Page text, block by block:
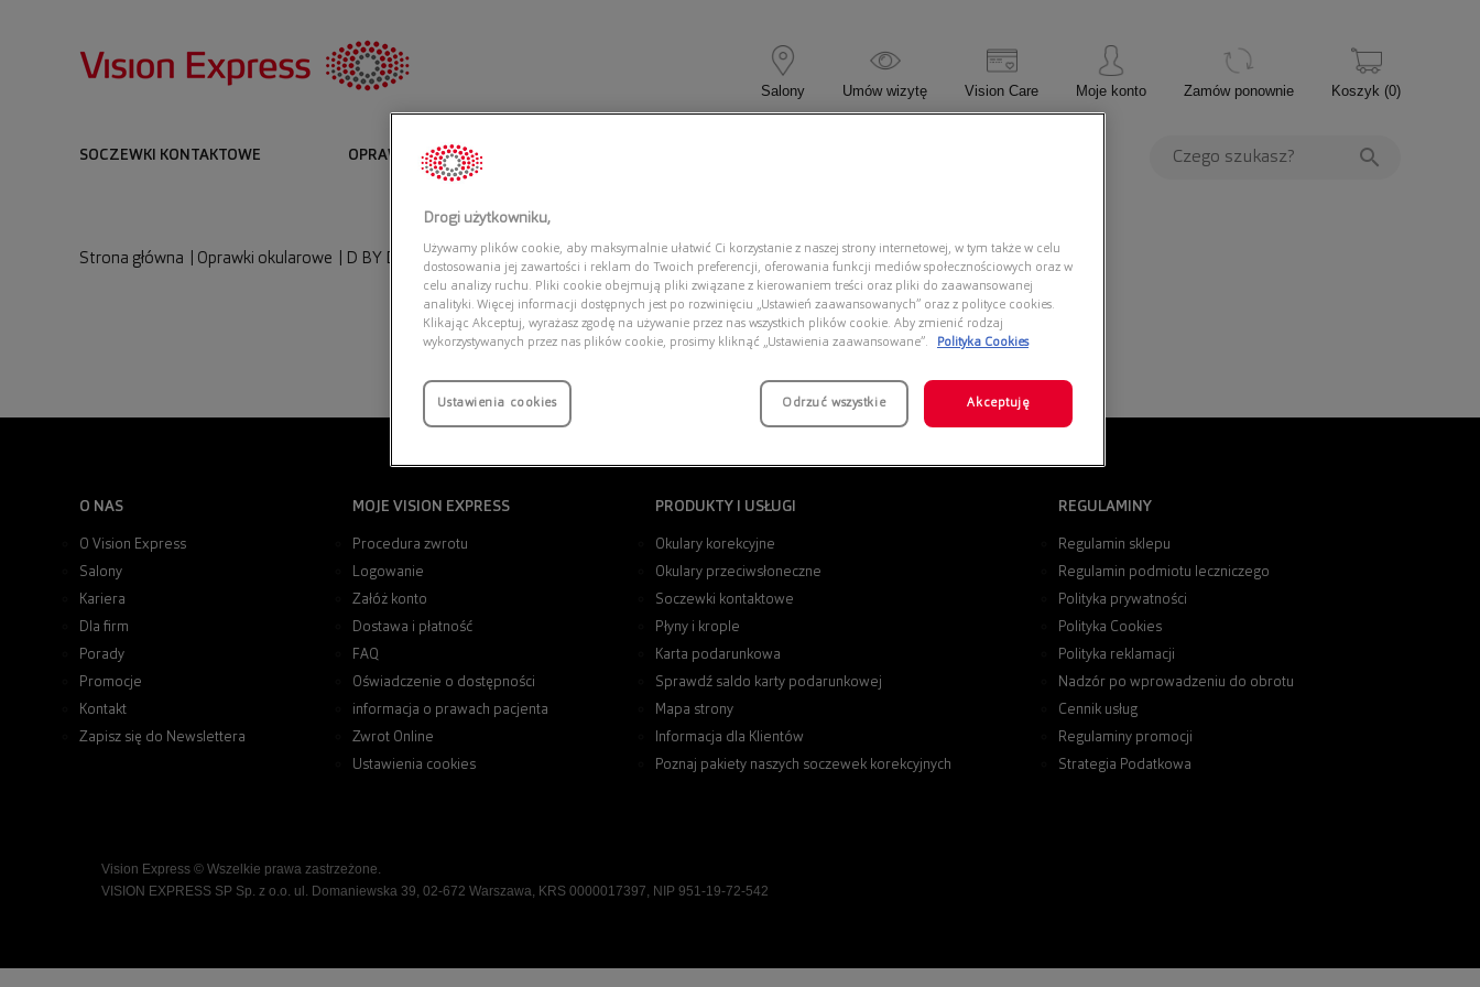
Salony Umów wizytę Vision Care Moje konto Zamów ponownie Koszyk (0)
SOCZEWKI KONTAKTOWE OPRAWKI I OKULARY KOREKCYJNE
Strona główna Oprawki okularowe D BY D 0DB2143 001
O NAS
O Vision Express
Salony
Kariera
Dla firm
Porady
Promocje
Kontakt
Zapisz się do Newslettera
MOJE VISION EXPRESS
Procedura zwrotu
Logowanie
Załóż konto
Dostawa i płatność
FAQ
Oświadczenie o dostępności
informacja o prawach pacjenta
Zwrot Online
Ustawienia cookies
PRODUKTY I USŁUGI
Okulary korekcyjne
Okulary przeciwsłoneczne
Soczewki kontaktowe
Płyny i krople
Karta podarunkowa
Sprawdź saldo karty podarunkowej
Mapa strony
Informacja dla Klientów
Poznaj pakiety naszych soczewek korekcyjnych
REGULAMINY
Regulamin sklepu
Regulamin podmiotu leczniczego
Polityka prywatności
Polityka Cookies
Polityka reklamacji
Nadzór po wprowadzeniu do obrotu
Cennik usług
Regulaminy promocji
Strategia Podatkowa
Vision Express © Wszelkie prawa zastrzeżone.
VISION EXPRESS SP Sp. z o.o. ul. Domaniewska 39, 02-672 Warszawa, KRS 0000017397, NIP 951-19-72-542
Drogi użytkowniku,
Używamy plików cookie, aby maksymalnie ułatwić Ci korzystanie z naszej strony internetowej, w tym także w celu
dostosowania jej zawartości i reklam do Twoich preferencji, oferowania funkcji mediów społecznościowych oraz w
celu analizy ruchu. Pliki cookie obejmują pliki związane z kierowaniem treści oraz pliki do zaawansowanej
analityki. Więcej informacji dostępnych jest po rozwinięciu „Ustawień zaawansowanych” oraz z polityce cookies.
Klikając Akceptuj, wyrażasz zgodę na używanie przez nas wszystkich plików cookie. Aby zmienić rodzaj
wykorzystywanych przez nas plików cookie, prosimy kliknąć „Ustawienia zaawansowane”.
Polityka Cookies
Ustawienia cookies Odrzuć wszystkie Akceptuję